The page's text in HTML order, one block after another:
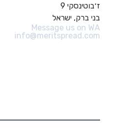
ז׳בוטינסקי 9
בני ברק, ישראל
Message us on WA
info@meritspread.com